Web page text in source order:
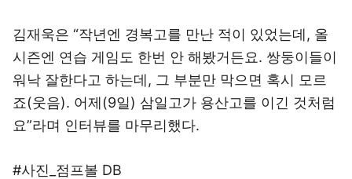
김재욱은 “작년엔 경복고를 만난 적이 있었는데, 올
시즌엔 연습 게임도 한번 안 해봤거든요. 쌍둥이들이
워낙 잘한다고 하는데, 그 부분만 막으면 혹시 모르
죠(웃음). 어제(9일) 삼일고가 용산고를 이긴 것처럼
요”라며 인터뷰를 마무리했다.
#사진_점프볼 DB